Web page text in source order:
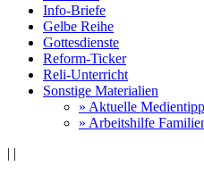
Info-Briefe
Gelbe Reihe
Gottesdienste
Reform-Ticker
Reli-Unterricht
Sonstige Materialien
» Aktuelle
» Arbeitshilfe
| |